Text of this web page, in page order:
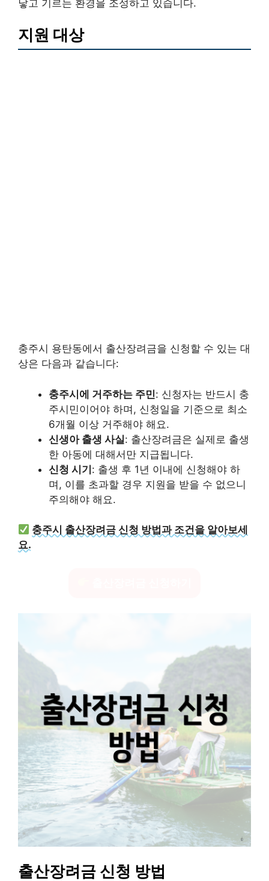
낳고 기르는 환경을 조성하고 있습니다.
지원 대상
충주시 용탄동에서 출산장려금을 신청할 수 있는 대
상은 다음과 같습니다:
충주시에 거주하는 주민: 신청자는 반드시 충
주시민이어야 하며, 신청일을 기준으로 최소
6개월 이상 거주해야 해요.
신생아 출생 사실: 출산장려금은 실제로 출생
한 아동에 대해서만 지급됩니다.
신청 시기: 출생 후 1년 이내에 신청해야 하
며, 이를 초과할 경우 지원을 받을 수 없으니
주의해야 해요.
충주시 출산장려금 신청 방법과 조건을 알아보세
요.
출산장려금 신청 방법